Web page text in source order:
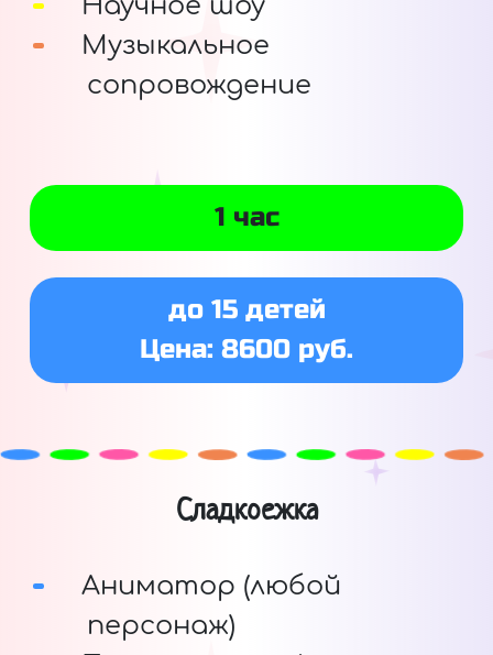
Музыкальное
сопровождение
1 час
до 15 детей
Цена: 8600 руб.
Сладкоежка
Аниматор (любой
персонаж)